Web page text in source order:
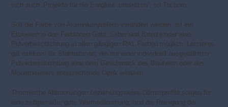
sich auch ‚Projekte für die Ewigkeit‘ umsetzen“, so Tschorn.
Soll die Farbe von Aluminiumprofilen verändert werden, ist ein
Eloxieren in den Farbtönen Gold, Silber und Bronze oder eine
Pulverbeschichtung in allen gängigen RAL Farben möglich. Letzteres
gilt exklusiv für Stahlrahmen, die mit einer individuell ausgewählten
Pulverbeschichtung eine dem Geschmack des Bauherrn oder des
Modernisierers entsprechende Optik erhalten.
Thermische Abtrennungen beziehungsweise Dämmprofile sorgen für
eine zeitgemäße, gute Wärmedämmung, und die Reinigung der